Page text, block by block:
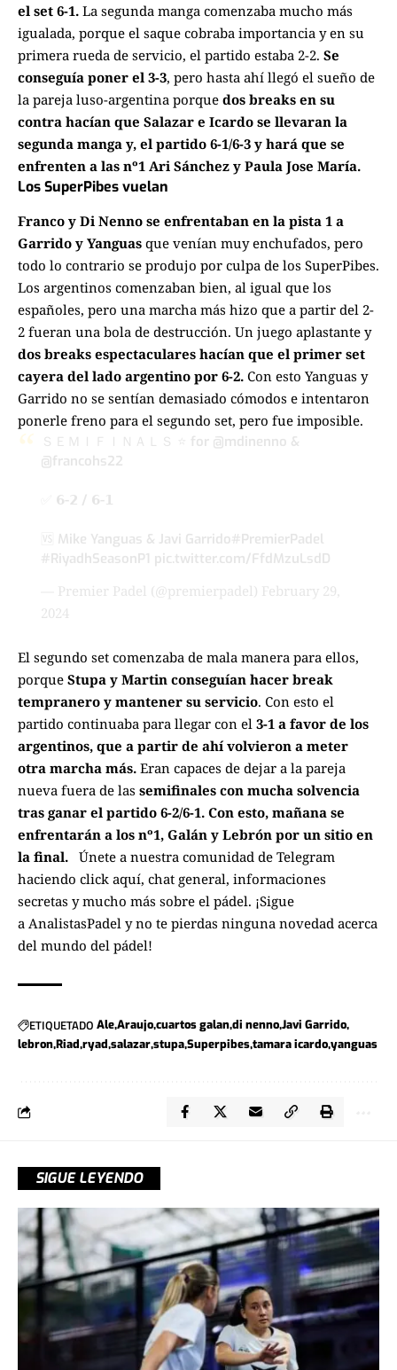
el set 6-1. La segunda manga comenzaba mucho más
igualada, porque el saque cobraba importancia y en su
primera rueda de servicio, el partido estaba 2-2. Se
conseguía poner el 3-3, pero hasta ahí llegó el sueño de
la pareja luso-argentina porque dos breaks en su
contra hacían que Salazar e Icardo se llevaran la
segunda manga y, el partido 6-1/6-3 y hará que se
enfrenten a las nº1 Ari Sánchez y Paula Jose María.
Los SuperPibes vuelan
Franco y Di Nenno se enfrentaban en la pista 1 a
Garrido y Yanguas que venían muy enchufados, pero
todo lo contrario se produjo por culpa de los SuperPibes.
Los argentinos comenzaban bien, al igual que los
españoles, pero una marcha más hizo que a partir del 2-
2 fueran una bola de destrucción. Un juego aplastante y
dos breaks espectaculares hacían que el primer set
cayera del lado argentino por 6-2. Con esto Yanguas y
Garrido no se sentían demasiado cómodos e intentaron
ponerle freno para el segundo set, pero fue imposible.
ＳＥＭＩＦＩＮＡＬＳ ⭐️ for @mdinenno &
@francohs22
✅ 𝟲-𝟮 / 𝟲-𝟭
🆚 Mike Yanguas & Javi Garrido #PremierPadel
#RiyadhSeasonP1 pic.twitter.com/FfdMzuLsdD
— Premier Padel (@premierpadel) February 29,
2024
El segundo set comenzaba de mala manera para ellos,
porque Stupa y Martin conseguían hacer break
tempranero y mantener su servicio. Con esto el
partido continuaba para llegar con el 3-1 a favor de los
argentinos, que a partir de ahí volvieron a meter
otra marcha más. Eran capaces de dejar a la pareja
nueva fuera de las semifinales con mucha solvencia
tras ganar el partido 6-2/6-1. Con esto, mañana se
enfrentarán a los nº1, Galán y Lebrón por un sitio en
la final. Únete a nuestra comunidad de Telegram
haciendo click aquí, chat general, informaciones
secretas y mucho más sobre el pádel. ¡Sigue
a AnalistasPadel y no te pierdas ninguna novedad acerca
del mundo del pádel!
ETIQUETADO AleAraujocuartos galandi nennoJavi Garrido
lebronRiad ryad salazarstupaSuperpibestamara icardoyanguas
SIGUE LEYENDO